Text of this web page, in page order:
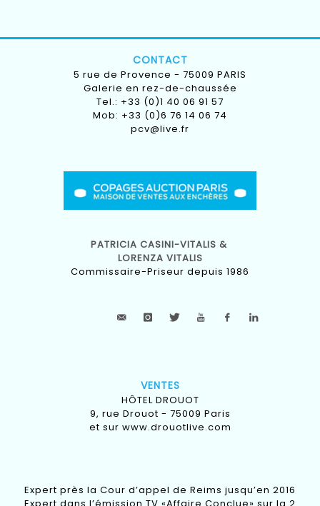
CONTACT
5 rue de Provence - 75009 PARIS
Galerie en rez-de-chaussée
Tel.: +33 (0)1 40 06 91 57
Mob: +33 (0)6 76 14 06 74
pcv@live.fr
PATRICIA CASINI-VITALIS &
LORENZA VITALIS
Commissaire-Priseur depuis 1986
VENTES
HÔTEL DROUOT
9, rue Drouot - 75009 Paris
et sur www.drouotlive.com
Expert près la Cour d’appel de Reims jusqu’en 2016